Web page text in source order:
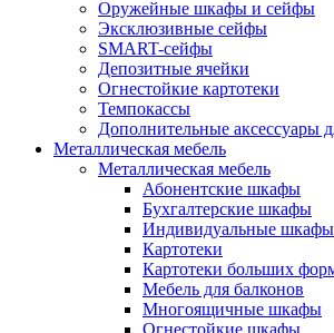
Оружейные шкафы и сейфы
Эксклюзивные сейфы
SMART-сейфы
Депозитные ячейки
Огнестойкие картотеки
Темпокассы
Дополнительные аксессуары
Металлическая мебель
Металлическая мебель
Абонентские шкафы
Бухгалтерские шкафы
Индивидуальные шкафы
Картотеки
Картотеки больших
Мебель для балконов
Многоящичные шкафы
Огнестойкие шкафы